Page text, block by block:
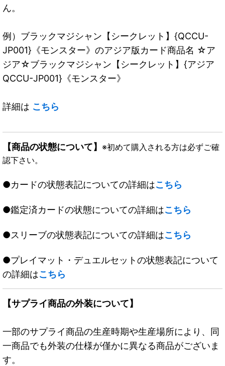
ん。
例）ブラックマジシャン【シークレット】{QCCU-
JP001}《モンスター》のアジア版カード商品名 ☆ア
ジア☆ブラックマジシャン【シークレット】{アジア
QCCU-JP001}《モンスター》
詳細は こちら
【商品の状態について】 ※初めて購入される方は必ずご確
認下さい。
●カードの状態表記についての詳細はこちら
●鑑定済カードの状態についての詳細はこちら
●スリーブの状態表記についての詳細はこちら
●プレイマット・デュエルセットの状態表記について
の詳細はこちら
【サプライ商品の外装について】
一部のサプライ商品の生産時期や生産場所により、同
一商品でも外装の仕様が僅かに異なる商品がございま
す。